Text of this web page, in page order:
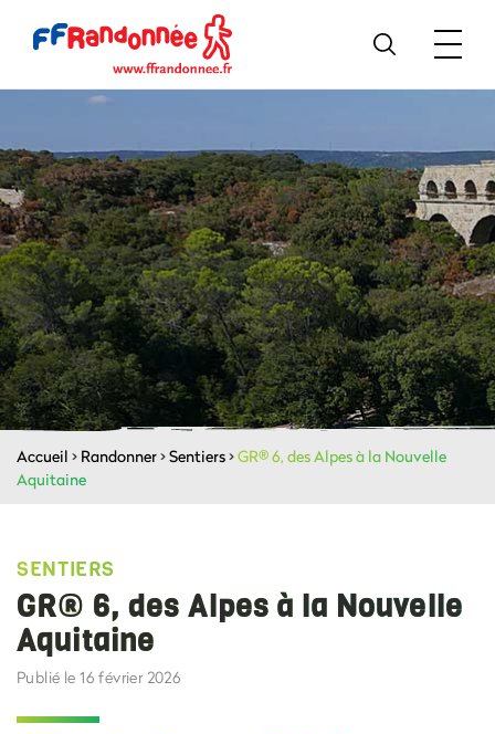
Accueil > Randonner>Sentiers>GR® 6, des Alpes à la Nouvelle
Aquitaine
SENTIERS
GR® 6, des Alpes à la Nouvelle
Aquitaine
Publié le 16 février 2026